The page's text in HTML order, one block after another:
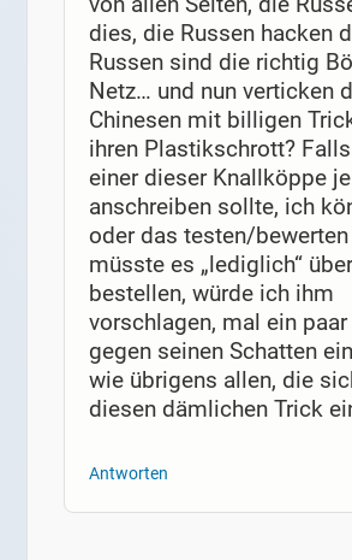
dies, die Russen hacken
Russen sind die richtig
Netz… und nun verticken
Chinesen mit billigen
ihren Plastikschrott?
einer dieser Knallköppe
anschreiben sollte, ich
oder das testen/bewerten
müsste es „lediglich“
bestellen, würde ich ihm
vorschlagen, mal ein
gegen seinen Schatten
wie übrigens allen, die
diesen dämlichen Trick
Antworten